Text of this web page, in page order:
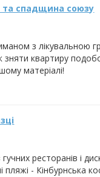
та спадщина союзу
з лікувальною
квартиру
матеріалі!
ресторанів і
пляжі - Кінбурнська